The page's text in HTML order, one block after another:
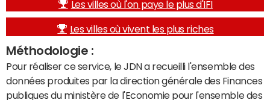
Les villes où l'on paye le plus d'IFI
Les villes où vivent les plus riches
Méthodologie :
Pour réaliser ce service, le JDN a recueilli l'ensemble des
données produites par la direction générale des Finances
publiques du ministère de l'Economie pour l'ensemble des